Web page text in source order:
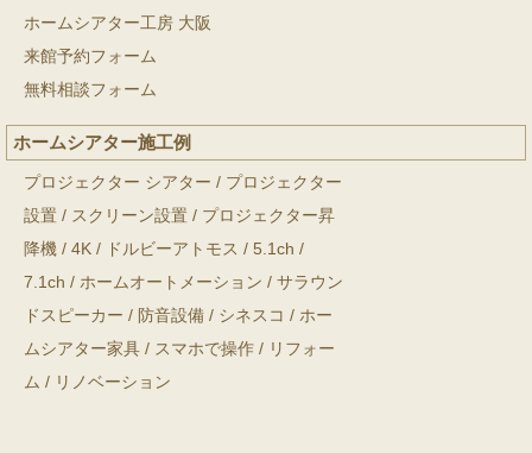
ホームシアター工房 大阪
来館予約フォーム
無料相談フォーム
ホームシアター施工例
プロジェクター シアター / プロジェクター
設置 / スクリーン設置 / プロジェクター昇
降機 / 4K / ドルビーアトモス / 5.1ch /
7.1ch / ホームオートメーション / サラウン
ドスピーカー / 防音設備 / シネスコ / ホー
ムシアター家具 / スマホで操作 / リフォー
ム / リノベーション